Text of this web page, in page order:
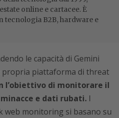
online e cartacee. È
tecnologia B2B, hardware e
le capacità di Gemini
propria piattaforma di threat
l’obiettivo di monitorare il
e dati rubati. I
web monitoring si basano su